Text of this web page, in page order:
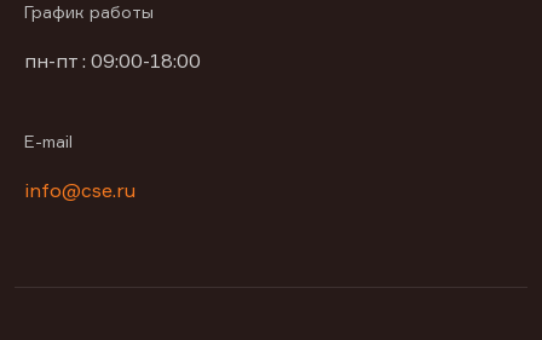
График работы
пн-пт : 09:00-18:00
E-mail
info@cse.ru